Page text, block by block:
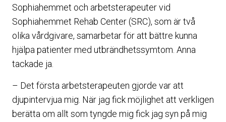
Sophiahemmet och arbetsterapeuter vid
Sophiahemmet Rehab Center (SRC), som är två
olika vårdgivare, samarbetar för att bättre kunna
hjälpa patienter med utbrändhetssymtom. Anna
tackade ja.
– Det första arbetsterapeuten gjorde var att
djupintervjua mig. När jag fick möjlighet att verkligen
berätta om allt som tyngde mig fick jag syn på mig